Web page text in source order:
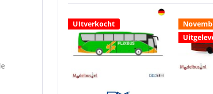
UItverkocht